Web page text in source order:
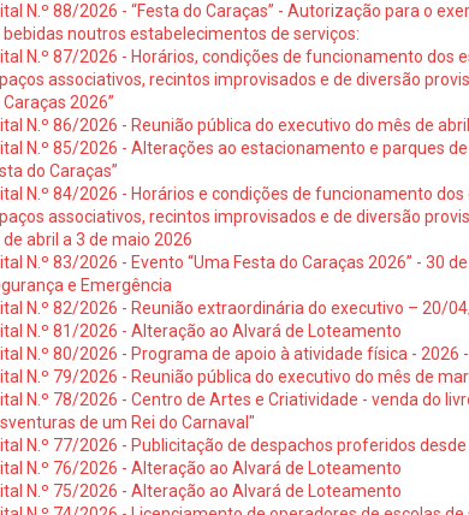
N.º 88/2026 - “Festa do Caraças” - Autorização para o
bebidas noutros estabelecimentos de serviços:
N.º 87/2026 - Horários, condições de funcionamento dos
associativos, recintos improvisados e de diversão
Caraças 2026”
N.º 86/2026 - Reunião pública do executivo do mês de
N.º 85/2026 - Alterações ao estacionamento e parques
do Caraças”
N.º 84/2026 - Horários e condições de funcionamento
associativos, recintos improvisados e de diversão
de abril a 3 de maio 2026
N.º 83/2026 - Evento “Uma Festa do Caraças 2026” - 30
e Emergência
N.º 82/2026 - Reunião extraordinária do executivo – 20/
N.º 81/2026 - Alteração ao Alvará de Loteamento
N.º 80/2026 - Programa de apoio à atividade física - 2026
N.º 79/2026 - Reunião pública do executivo do mês de
N.º 78/2026 - Centro de Artes e Criatividade - venda do
de um Rei do Carnaval"
N.º 77/2026 - Publicitação de despachos proferidos
N.º 76/2026 - Alteração ao Alvará de Loteamento
N.º 75/2026 - Alteração ao Alvará de Loteamento